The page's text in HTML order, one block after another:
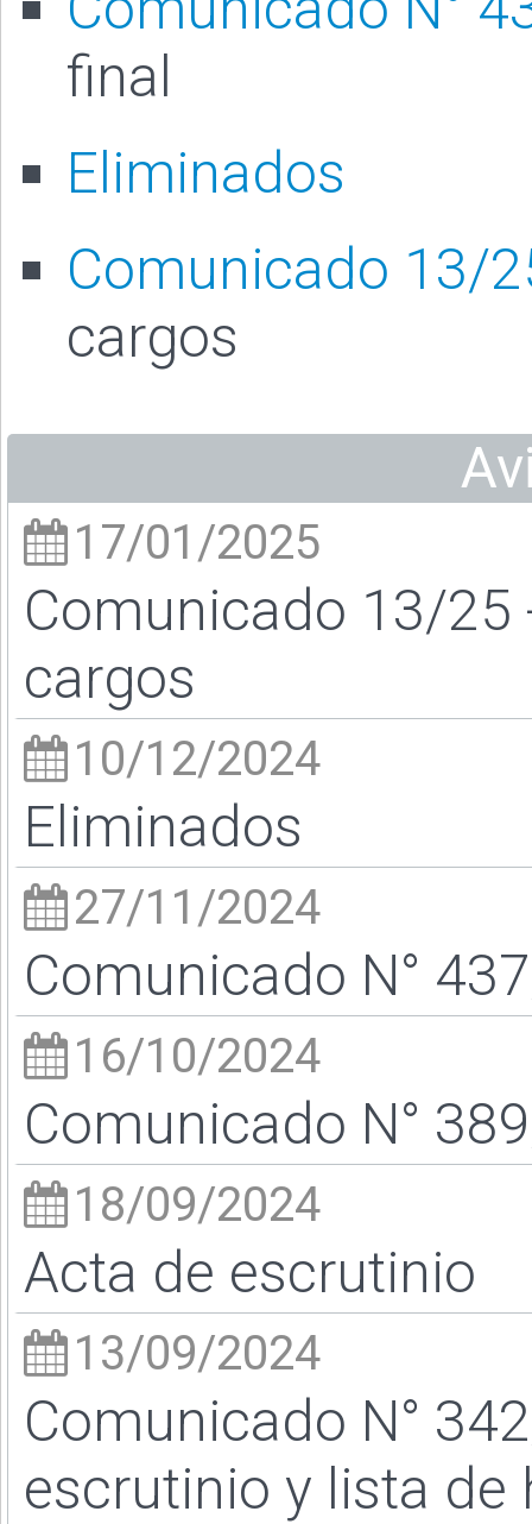
final
Eliminados
Comunicado 13/
cargos
17/01/2025
Comunicado 13/25
cargos
10/12/2024
Eliminados
27/11/2024
Comunicado N°
16/10/2024
Comunicado N°
18/09/2024
Acta de escrutinio
13/09/2024
Comunicado N°
escrutinio y lista de